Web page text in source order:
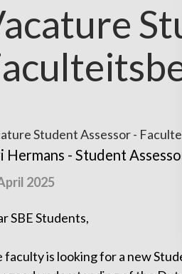
Student Assessor -
Hermans - Student
2025
SBE Students,
faculty is looking for a new
⌄